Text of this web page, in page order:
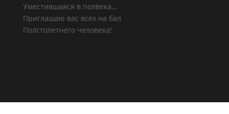
Уместившаяся в полвека…
Приглашаю вас всех на бал
Полстолетнего человека!